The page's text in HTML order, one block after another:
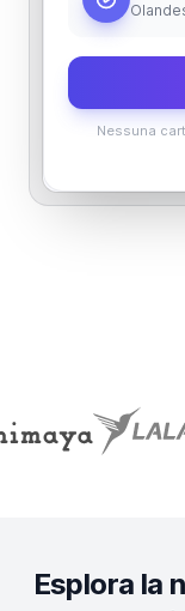
Nessuna
Esplora la